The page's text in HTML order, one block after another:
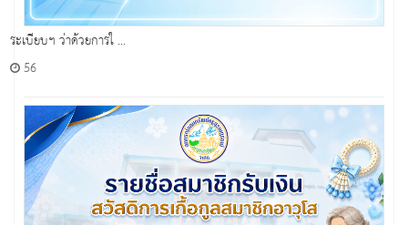
ระเบียบฯ ว่าด้วยการใ ...
56